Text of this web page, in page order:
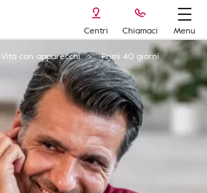
Centri Chiamaci
Menu
Vita con apparecchi Primi 40 giorni